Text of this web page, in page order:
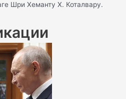
Шри Хеманту Х. Коталвару.